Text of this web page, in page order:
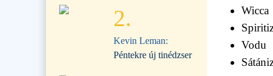
Wicca
Vodu
2.
Kevin Leman:
Péntekre új tinédzser